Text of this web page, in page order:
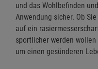
und das Wohlbefinden
Anwendung sicher. Ob
auf ein
sportlicher werden
um einen gesünderen